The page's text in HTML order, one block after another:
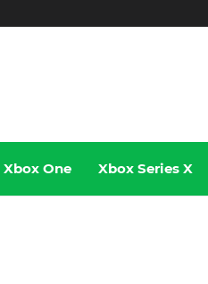
Xbox One Xbox Series X